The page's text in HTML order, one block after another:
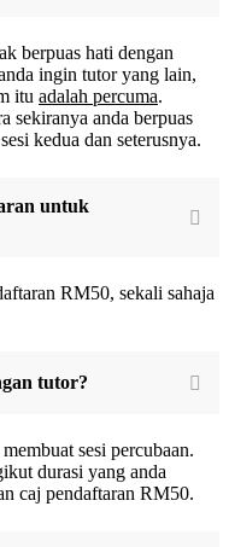
berpuas hati dengan
ingin tutor yang lain,
itu adalah percuma.
sekiranya anda berpuas
kedua dan seterusnya.
untuk
RM50, sekali sahaja
tutor?
sesi percubaan.
durasi yang anda
caj pendaftaran RM50.